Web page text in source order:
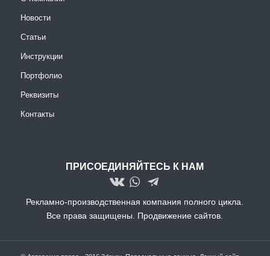
Новости
Статьи
Инструкции
Портфолио
Реквизиты
Контакты
ПРИСОЕДИНЯЙТЕСЬ К НАМ
Рекламно-производственная компания полного цикла.
Все права защищены. Продвижение сайтов.